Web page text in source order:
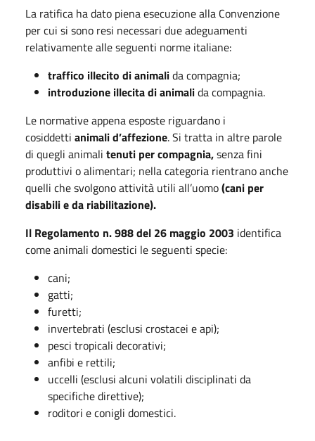
La ratifica ha dato piena esecuzione alla Convenzione
per cui si sono resi necessari due adeguamenti
relativamente alle seguenti norme italiane:
traffico illecito di animalida compagnia;
introduzione illecita di animalida compagnia.
Le normative appena esposte riguardano i
cosiddetti animali d’affezione. Si tratta in altre parole
di quegli animali tenuti per compagnia,senza fini
produttivi o alimentari; nella categoria rientrano anche
quelli che svolgono attività utili all’uomo(cani per
disabili e da riabilitazione).
Il Regolamento n. 988 del 26 maggio 2003 identifica
come animali domestici le seguenti specie:
cani;
gatti;
furetti;
invertebrati (esclusi crostacei e api);
pesci tropicali decorativi;
anfibi e rettili;
uccelli (esclusi alcuni volatili disciplinati da
specifiche direttive);
roditori e conigli domestici.